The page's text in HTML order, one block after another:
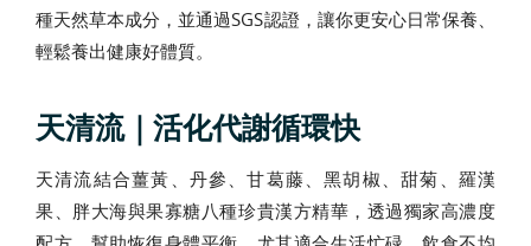
種天然草本成分，並通過SGS認證，讓你更安心日常保養、
輕鬆養出健康好體質。
天清流｜活化代謝循環快
天清流結合薑黃、丹參、甘葛藤、黑胡椒、甜菊、羅漢
果、胖大海與果寡糖八種珍貴漢方精華，透過獨家高濃度